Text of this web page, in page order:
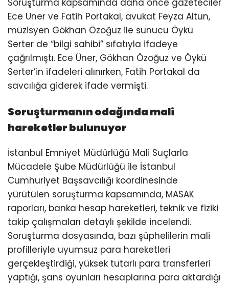
Soruşturma kapsamında daha önce gazeteciler
Ece Üner ve Fatih Portakal, avukat Feyza Altun,
müzisyen Gökhan Özoğuz ile sunucu Öykü
Serter de “bilgi sahibi” sıfatıyla ifadeye
çağrılmıştı. Ece Üner, Gökhan Özoğuz ve Öykü
Serter’in ifadeleri alınırken, Fatih Portakal da
savcılığa giderek ifade vermişti.
Soruşturmanın odağında mali
hareketler bulunuyor
İstanbul Emniyet Müdürlüğü Mali Suçlarla
Mücadele Şube Müdürlüğü ile İstanbul
Cumhuriyet Başsavcılığı koordinesinde
yürütülen soruşturma kapsamında, MASAK
raporları, banka hesap hareketleri, teknik ve fiziki
takip çalışmaları detaylı şekilde incelendi.
Soruşturma dosyasında, bazı şüphelilerin mali
profilleriyle uyumsuz para hareketleri
gerçekleştirdiği, yüksek tutarlı para transferleri
yaptığı, şans oyunları hesaplarına para aktardığı